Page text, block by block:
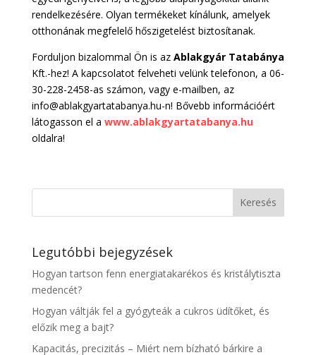
rendelkezésére. Olyan termékeket kínálunk, amelyek
otthonának megfelelő hőszigetelést biztosítanak.
Forduljon bizalommal Ön is az Ablakgyár Tatabánya
Kft.-hez! A kapcsolatot felveheti velünk telefonon, a 06-
30-228-2458-as számon, vagy e-mailben, az
info@ablakgyartatabanya.hu-n! Bővebb információért
látogasson el a www.ablakgyartatabanya.hu
oldalra!
Legutóbbi bejegyzések
Hogyan tartson fenn energiatakarékos és kristálytiszta
medencét?
Hogyan váltják fel a gyógyteák a cukros üdítőket, és
előzik meg a bajt?
Kapacitás, precizitás – Miért nem bízható bárkire a